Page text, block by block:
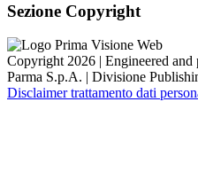
Sezione Copyright
Copyright 2026 | Engineered
Parma S.p.A. | Divisione
Disclaimer trattamento dati